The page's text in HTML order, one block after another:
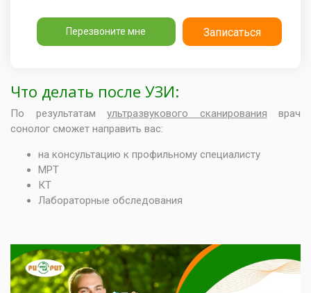
Перезвоните мне Записаться
Что делать после УЗИ:
По результатам ультразвукового сканирования врач
сонолог сможет направить вас:
на консультацию к профильному специалисту
МРТ
КТ
Лабораторные обследования